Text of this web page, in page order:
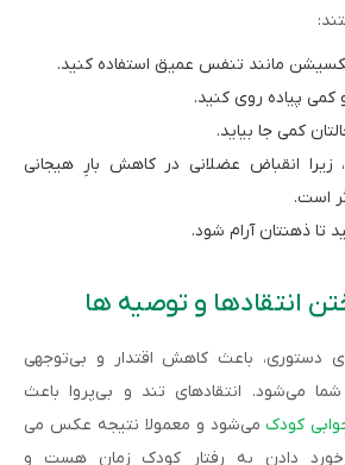
مانند تنفس عمیق استفاده کنید.
کمی پیاده روی کنید.
کمی جا بیاید.
زیرا انقباض عضلانی در کاهش بارِ هیجانی
است.
تا ذهن­تان آرام شود.
انتقادها و توصیه ها
دستوری، باعث کاهش اقتدار و بی­‌توجهی
می‌شود. انتقادهای تند و بی‌­پروا باعث
کودکمی‌شود و معمولا نتیجه عکس می­‌
دادن به رفتار کودک زمان هست و